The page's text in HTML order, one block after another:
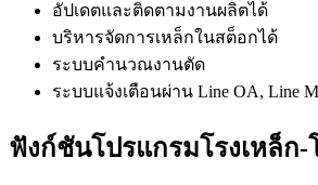
อัปเดตและติดตามงานผลิตได้
บริหารจัดการเหล็กในสต็อกได้
ระบบคำนวณงานตัด
ระบบแจ้งเตือนผ่าน Line OA, Line
ฟังก์ชันโปรแกรมโรงเหล็ก-